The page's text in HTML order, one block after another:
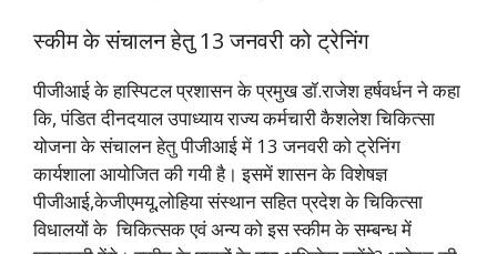
स्कीम के संचालन हेतु 13 जनवरी को ट्रेनिंग
पीजीआई के हास्पिटल प्रशासन के प्रमुख डॉ.राजेश हर्षवर्धन ने कहा
कि, पंडित दीनदयाल उपाध्याय राज्य कर्मचारी कैशलेश चिकित्सा
योजना के संचालन हेतु पीजीआई में 13 जनवरी को ट्रेनिंग
कार्यशाला आयोजित की गयी है। इसमें शासन के विशेषज्ञ
पीजीआई,केजीएमयू,लोहिया संस्थान सहित प्रदेश के चिकित्सा
विधालयों के चिकित्सक एवं अन्य को इस स्कीम के सम्बन्ध में